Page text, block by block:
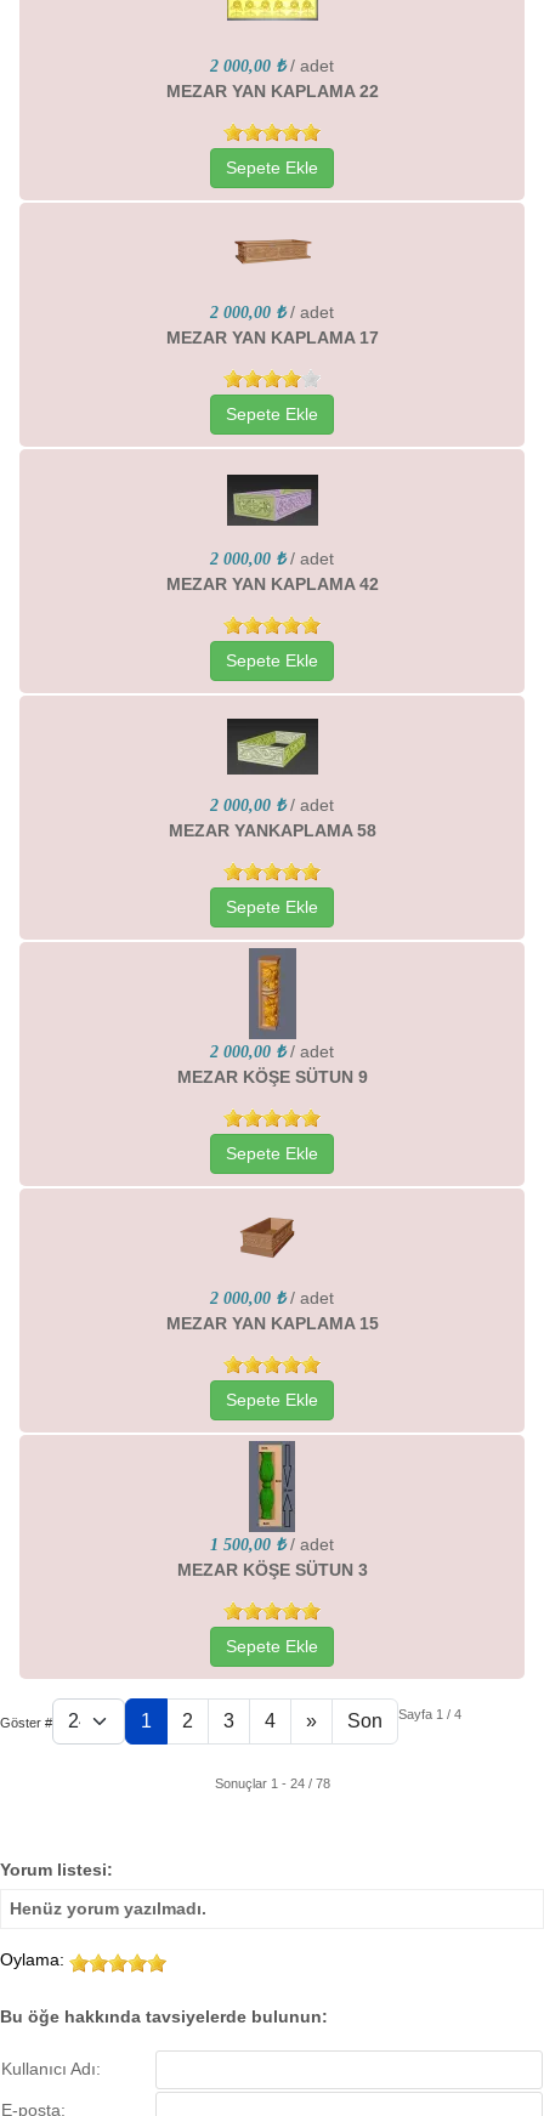
2 000,00 ₺ / adet
MEZAR YAN KAPLAMA 22
Sepete Ekle
2 000,00 ₺ / adet
MEZAR YAN KAPLAMA 17
Sepete Ekle
2 000,00 ₺ / adet
MEZAR YAN KAPLAMA 42
Sepete Ekle
2 000,00 ₺ / adet
MEZAR YANKAPLAMA 58
Sepete Ekle
2 000,00 ₺ / adet
MEZAR KÖŞE SÜTUN 9
Sepete Ekle
2 000,00 ₺ / adet
MEZAR YAN KAPLAMA 15
Sepete Ekle
1 500,00 ₺ / adet
MEZAR KÖŞE SÜTUN 3
Sepete Ekle
Göster # 1 2 3 4 » Son Sayfa 1 / 4
Sonuçlar 1 - 24 / 78
Yorum listesi:
Henüz yorum yazılmadı.
Oylama:
Bu öğe hakkında tavsiyelerde bulunun:
Kullanıcı Adı:
E-posta: